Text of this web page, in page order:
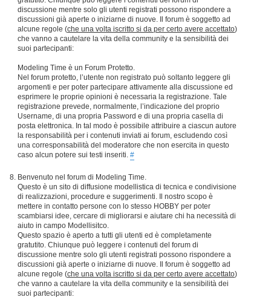
discussione mentre solo gli utenti registrati possono rispondere a
discussioni già aperte o iniziarne di nuove. Il forum è soggetto ad
alcune regole (che una volta iscritto si da per certo avere accettato)
che vanno a cautelare la vita della community e la sensibilità dei
suoi partecipanti:
Modeling Time è un Forum Protetto.
Nel forum protetto, l’utente non registrato può soltanto leggere gli
argomenti e per poter partecipare attivamente alla discussione ed
esprimere le proprie opinioni è necessaria la registrazione. Tale
registrazione prevede, normalmente, l’indicazione del proprio
Username, di una propria Password e di una propria casella di
posta elettronica. In tal modo è possibile attribuire a ciascun autore
la responsabilità per i contenuti inviati ai forum, escludendo così
una corresponsabilità del moderatore che non esercita in questo
caso alcun potere sui testi inseriti. #
Benvenuto nel forum di Modeling Time.
Questo è un sito di diffusione modellistica di tecnica e condivisione
di realizzazioni, procedure e suggerimenti. Il nostro scopo è
mettere in contatto persone con lo stesso HOBBY per poter
scambiarsi idee, cercare di migliorarsi e aiutare chi ha necessità di
aiuto in campo Modellisitco.
Questo spazio è aperto a tutti gli utenti ed è completamente
gratutito. Chiunque può leggere i contenuti del forum di
discussione mentre solo gli utenti registrati possono rispondere a
discussioni già aperte o iniziarne di nuove. Il forum è soggetto ad
alcune regole (che una volta iscritto si da per certo avere accettato)
che vanno a cautelare la vita della community e la sensibilità dei
suoi partecipanti: